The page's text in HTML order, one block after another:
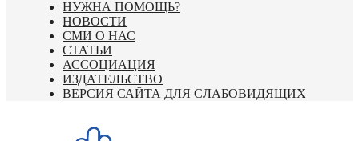
НУЖНА ПОМОЩЬ?
НОВОСТИ
СМИ О НАС
СТАТЬИ
АССОЦИАЦИЯ
ИЗДАТЕЛЬСТВО
ВЕРСИЯ САЙТА ДЛЯ СЛАБОВИДЯЩИХ